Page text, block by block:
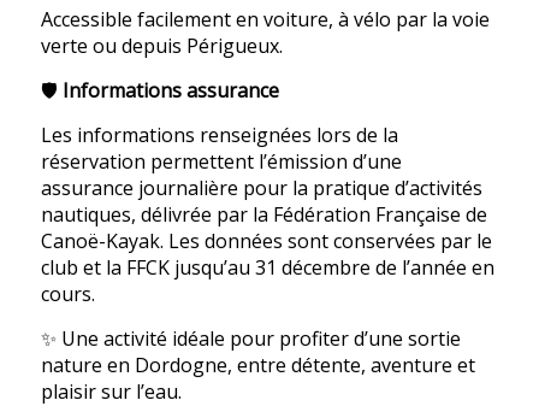
Accessible facilement en voiture, à vélo par la voie
verte ou depuis Périgueux.
🛡️ Informations assurance
Les informations renseignées lors de la
réservation permettent l’émission d’une
assurance journalière pour la pratique d’activités
nautiques, délivrée par la Fédération Française de
Canoë-Kayak. Les données sont conservées par le
club et la FFCK jusqu’au 31 décembre de l’année en
cours.
✨ Une activité idéale pour profiter d’une sortie
nature en Dordogne, entre détente, aventure et
plaisir sur l’eau.